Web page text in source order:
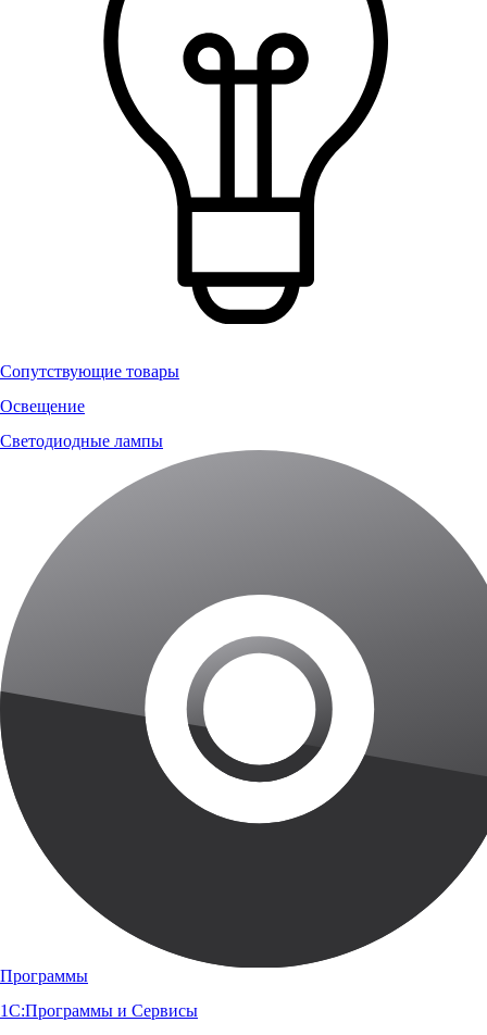
Сопутствующие товары
Освещение
Светодиодные лампы
Программы
1С:Программы и Сервисы